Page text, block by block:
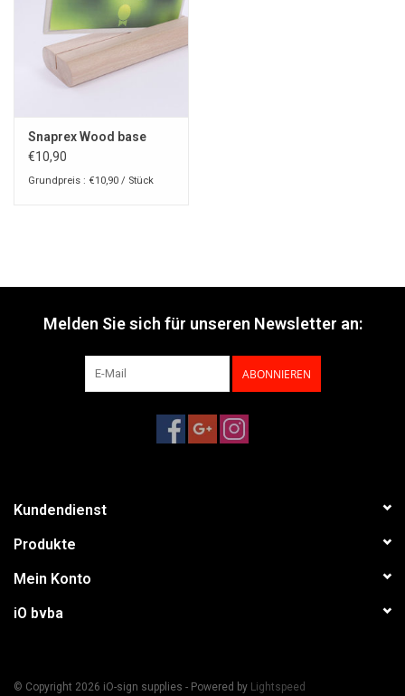
Snaprex Wood base
€10,90
Grundpreis : €10,90 / Stück
Melden Sie sich für unseren Newsletter an:
ABONNIEREN
Kundendienst
Produkte
Mein Konto
iO bvba
© Copyright 2026 iO-sign supplies - Powered by Lightspeed